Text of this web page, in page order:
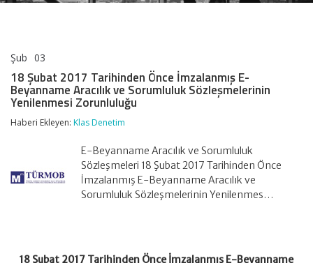
Şub 03
2017
Tarihinden
Önce
İmzalanmış
E-
Aracılık
Sorumluluk
Sözleşmelerinin
Yenilenmesi
18 Şubat 2017 Tarihinden Önce İmzalanmış E-
Beyanname Aracılık ve Sorumluluk Sözleşmelerinin
Yenilenmesi Zorunluluğu
Haberi Ekleyen: Klas Denetim
E-Beyanname Aracılık ve Sorumluluk
Sözleşmeleri 18 Şubat 2017 Tarihinden Önce
İmzalanmış E-Beyanname Aracılık ve
Sorumluluk Sözleşmelerinin Yenilenmes…
18 Şubat 2017 Tarihinden Önce İmzalanmış E-Beyanname